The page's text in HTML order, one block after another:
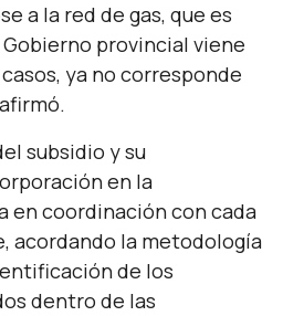
a la red de gas, que es
provincial viene
ya no corresponde
afirmó.
subsidio y su
en la
en coordinación con cada
acordando la metodología
de los
dentro de las